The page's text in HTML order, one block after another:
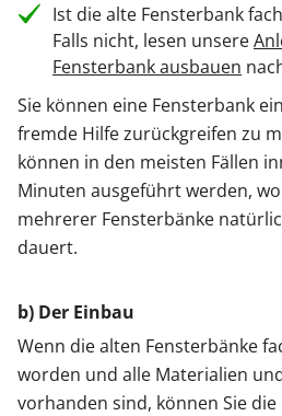
Ist die alte Fensterbank
Falls nicht, lesen unsere
Fensterbank ausbauen
Sie können eine Fensterbank
fremde Hilfe zurückgreifen zu
können in den meisten Fällen
Minuten ausgeführt werden,
mehrerer Fensterbänke
dauert.
b) Der Einbau
Wenn die alten Fensterbänke
worden und alle Materialien
vorhanden sind, können Sie